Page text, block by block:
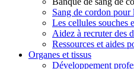
Sang de cordon pour
Les cellules souches
Aidez à recruter des
Ressources et aides
Organes et tissus
Développement